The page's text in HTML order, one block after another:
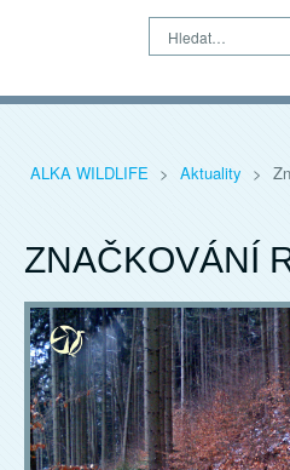
Hledat…
ALKA WILDLIFE > Aktuality >
ZNAČKOVÁNÍ